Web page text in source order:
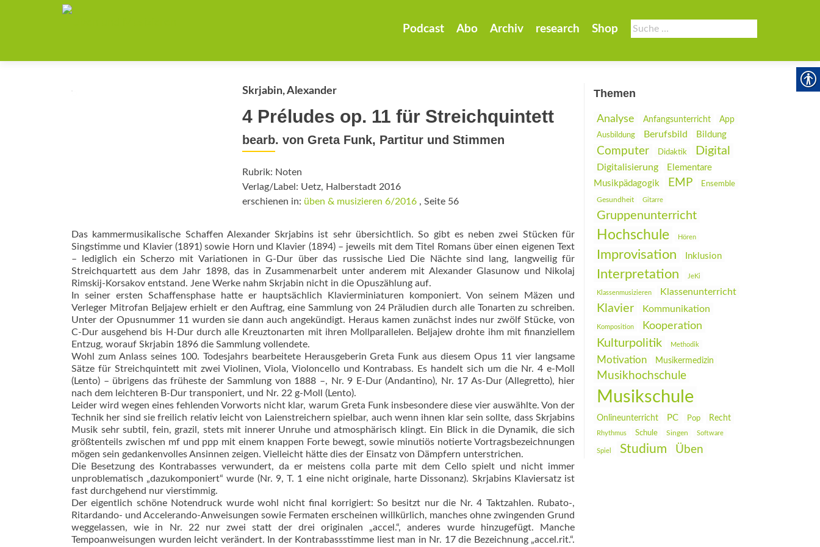
Suche
nach:
Podcast Abo Archiv research Shop
Skrjabin, Alexander
4 Préludes op. 11 für Streichquintett
bearb. von Greta Funk, Partitur und Stimmen
Rubrik: Noten
Verlag/Label: Uetz, Halberstadt 2016
erschienen in: üben & musizieren 6/2016, Seite 56
Das kammermusikalische Schaffen Alexander Skrjabins ist sehr übersichtlich. So gibt es neben zwei Stücken für
Singstimme und Klavier (1891) sowie Horn und Klavier (1894) – jeweils mit dem Titel Romans über einen ­eigenen Text
– lediglich ein Scherzo mit Variationen in G-Dur über das russische Lied Die Nächte sind lang, langweilig für
Streichquartett aus dem Jahr 1898, das in Zusammenarbeit unter anderem mit Alexander Glasunow und Nikolaj
Rimskij-Korsakov entstand. Jene Werke nahm Skrjabin nicht in die Opuszählung auf.
In seiner ­ersten Schaffensphase hatte er hauptsächlich Klavierminiaturen komponiert. Von seinem Mäzen und
Verleger Mitrofan Beljajew erhielt er den Auftrag, eine Sammlung von 24 Präludien durch alle Tonarten zu schreiben.
Unter der Opusnummer 11 wurden sie dann auch angekündigt. Heraus kamen zunächst indes nur zwölf Stücke, von
C-Dur ausgehend bis H-Dur durch alle Kreuztonarten mit ­ihren Mollparallelen. Beljajew drohte ihm mit finanziellem
Entzug, worauf Skrjabin 1896 die Sammlung vollendete.
Wohl zum Anlass seines 100. Todesjahrs bearbeitete Heraus­geberin Greta Funk aus diesem Opus 11 vier langsame
Sätze für Streichquintett mit zwei Violinen, Viola, Violoncello und Kont­rabass. Es handelt sich um die Nr. 4 e-Moll
(Lento) – übrigens das früheste der Sammlung von 1888 –, Nr. 9 E-Dur ­(Andantino), Nr. 17 As-Dur (Allegretto), hier
nach dem leichteren ­­B-Dur transponiert, und Nr. 22 g-Moll (Lento).
Leider wird wegen eines fehlenden Vorworts nicht klar, warum Greta Funk insbesondere diese vier auswählte. Von der
Technik her sind sie ­freilich relativ leicht von Laienstreichern spielbar, auch wenn ihnen klar sein sollte, dass Skrjabins
Musik sehr subtil, fein, grazil, stets mit innerer Unruhe und atmosphärisch klingt. Ein Blick in die ­Dynamik, die sich
größtenteils zwischen mf und ppp mit ­einem knappen Forte bewegt, sowie minutiös notierte Vortragsbezeichnungen
mögen sein gedankenvolles Ansinnen zeigen. Vielleicht hätte dies der Einsatz von Dämpfern unterstrichen.
Die Besetzung des Kontrabasses verwundert, da er meistens colla ­parte mit dem Cello spielt und nicht immer
unproblematisch „dazukomponiert“ wurde (Nr. 9, T. 1 eine nicht originale, harte Dissonanz). Skrjabins Klaviersatz ist
fast durchgehend nur vierstimmig.
Der eigentlich schöne Notendruck wurde wohl nicht final korrigiert: So besitzt nur die Nr. 4 Taktzahlen. Rubato-,
Ritardando- und Accelerando-Anweisungen sowie Fermaten erscheinen willkürlich, manches ohne zwingenden Grund
weggelassen, wie in Nr. 22 nur zwei statt der drei originalen „accel.“, anderes wurde hinzugefügt. Manche
Tempoanweisungen wurden leicht verändert. In der Kontrabassstimme liest man in Nr. 17 die Bezeichnung „accel.rit.“.
Themen
Analyse Anfangsunterricht
App
Ausbildung
Berufsbild Bildung
Computer Didaktik Digital
Digitalisierung
Elementare
Musikpädagogik
EMP Ensemble
Gesundheit Gitarre
Gruppenunterricht
Hochschule Hören
Improvisation Inklusion
Interpretation JeKi
Klassenmusizieren Klassenunterricht
Klavier Kommunikation
Komposition Kooperation
Kulturpolitik Methodik
Motivation Musikermedizin
Musikhochschule
Musikschule
Onlineunterricht PC Pop Recht
Rhythmus Schule Singen Software
Spiel Studium Üben